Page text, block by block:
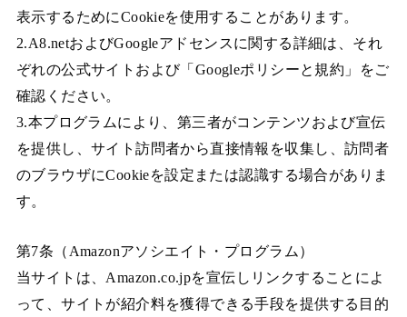
表示するためにCookieを使用することがあります。
2.A8.netおよびGoogleアドセンスに関する詳細は、それ
ぞれの公式サイトおよび「Googleポリシーと規約」をご
確認ください。
3.本プログラムにより、第三者がコンテンツおよび宣伝
を提供し、サイト訪問者から直接情報を収集し、訪問者
のブラウザにCookieを設定または認識する場合がありま
す。
第7条（Amazonアソシエイト・プログラム）
当サイトは、Amazon.co.jpを宣伝しリンクすることによ
って、サイトが紹介料を獲得できる手段を提供する目的